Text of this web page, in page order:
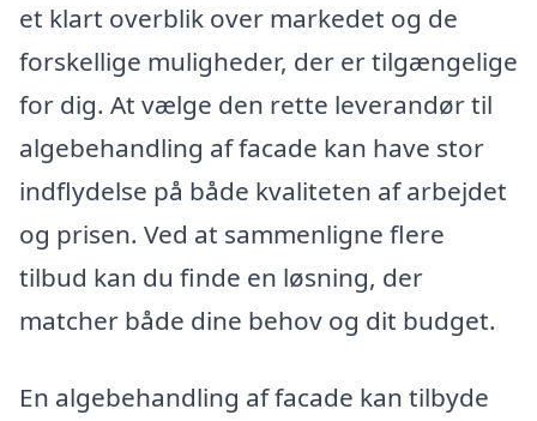
et klart overblik over markedet og de
forskellige muligheder, der er tilgængelige
for dig. At vælge den rette leverandør til
algebehandling af facade kan have stor
indflydelse på både kvaliteten af arbejdet
og prisen. Ved at sammenligne flere
tilbud kan du finde en løsning, der
matcher både dine behov og dit budget.
En algebehandling af facade kan tilbyde